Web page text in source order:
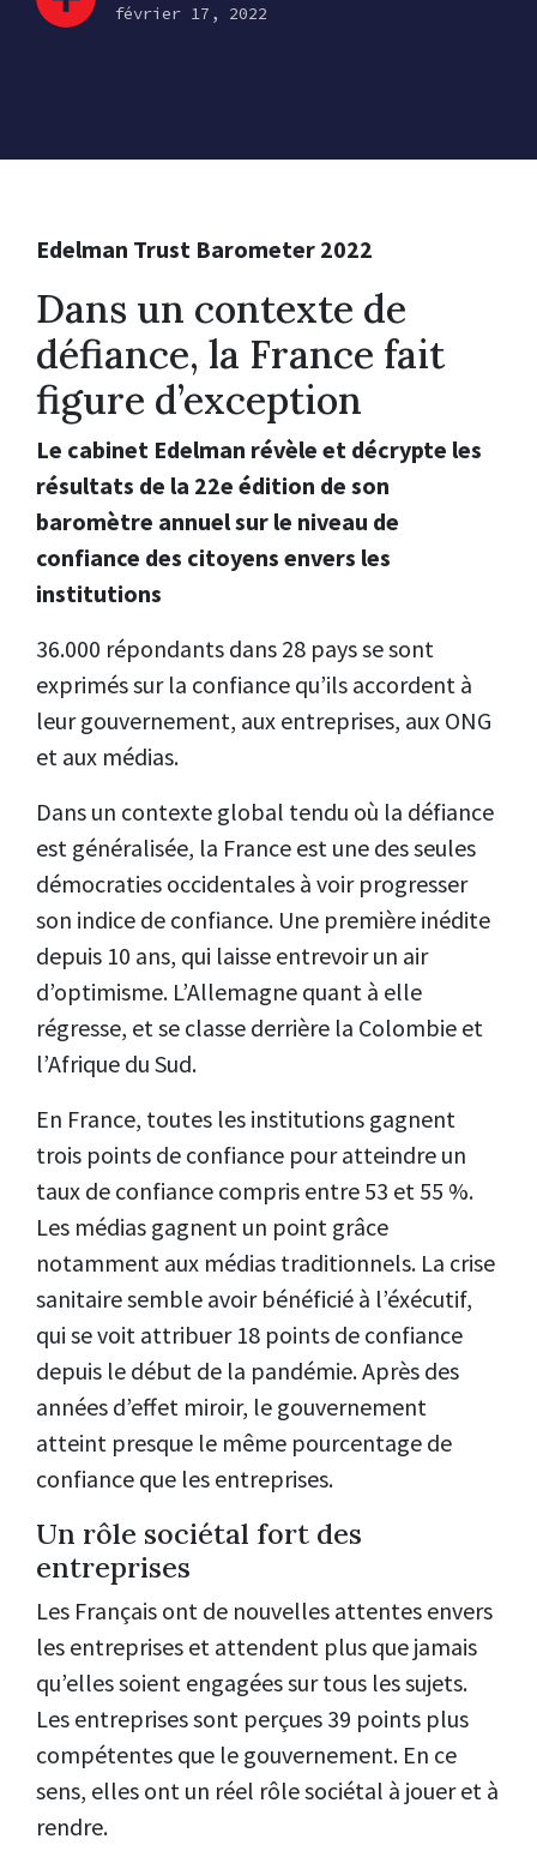
février 17, 2022
Edelman Trust Barometer 2022
Dans un contexte de
défiance, la France fait
figure d’exception
Le cabinet Edelman révèle et décrypte les
résultats de la 22e édition de son
baromètre annuel sur le niveau de
confiance des citoyens envers les
institutions
36.000 répondants dans 28 pays se sont
exprimés sur la confiance qu’ils accordent à
leur gouvernement, aux entreprises, aux ONG
et aux médias.
Dans un contexte global tendu où la défiance
est généralisée, la France est une des seules
démocraties occidentales à voir progresser
son indice de confiance. Une première inédite
depuis 10 ans, qui laisse entrevoir un air
d’optimisme. L’Allemagne quant à elle
régresse, et se classe derrière la Colombie et
l’Afrique du Sud.
En France, toutes les institutions gagnent
trois points de confiance pour atteindre un
taux de confiance compris entre 53 et 55 %.
Les médias gagnent un point grâce
notamment aux médias traditionnels. La crise
sanitaire semble avoir bénéficié à l’éxécutif,
qui se voit attribuer 18 points de confiance
depuis le début de la pandémie. Après des
années d’effet miroir, le gouvernement
atteint presque le même pourcentage de
confiance que les entreprises.
Un rôle sociétal fort des
entreprises
Les Français ont de nouvelles attentes envers
les entreprises et attendent plus que jamais
qu’elles soient engagées sur tous les sujets.
Les entreprises sont perçues 39 points plus
compétentes que le gouvernement. En ce
sens, elles ont un réel rôle sociétal à jouer et à
rendre.